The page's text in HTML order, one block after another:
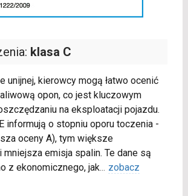
klasa C
unijnej, kierowcy mogą łatwo ocenić
opon, co jest kluczowym
na eksploatacji pojazdu.
informują o stopniu oporu toczenia -
oceny A), tym większe
emisja spalin. Te dane są
z ekonomicznego, jak... zobacz